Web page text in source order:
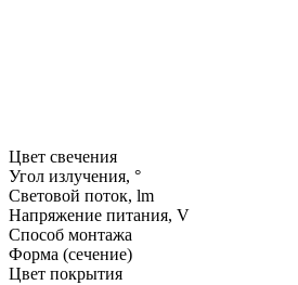
Цвет свечения
Угол излучения, °
Световой поток, lm
Напряжение питания, V
Способ монтажа
Форма (сечение)
Цвет покрытия